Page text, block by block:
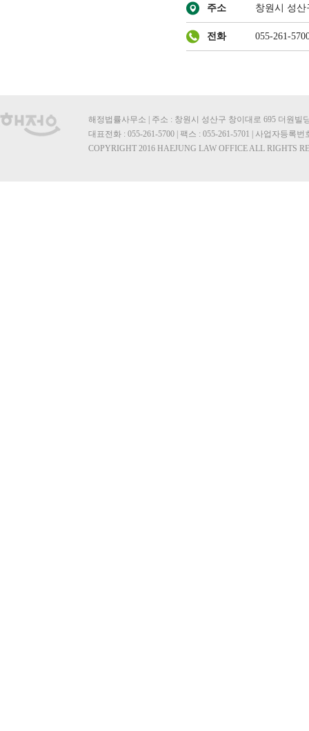
주소 창원시 성산
전화 055-261-
해정법률사무소 | 주소 : 창원시 성산구 창이대로 695 더원빌
대표전화 : 055-261-5700 | 팩스 : 055-261-5701 | 사업자등록번
COPYRIGHT 2016 HAEJUNG LAW OFFICE ALL RIGHTS